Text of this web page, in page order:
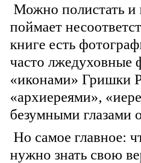
Можно полистать и
поймает
книге есть
часто лжедуховные
«иконами» Гришки
«архиереями»,
безумными глазами
Но самое главное:
нужно знать свою